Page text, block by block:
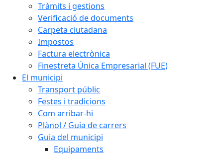
Tràmits i gestions
Verificació de documents
Carpeta ciutadana
Impostos
Factura electrònica
Finestreta Única Empresarial (FUE)
El municipi
Transport públic
Festes i tradicions
Com arribar-hi
Plànol / Guia de carrers
Guia del municipi
Equipaments